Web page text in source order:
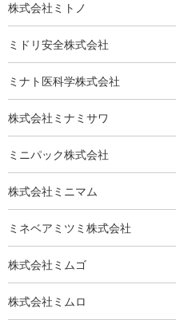
株式会社ミトノ
ミドリ安全株式会社
ミナト医科学株式会社
株式会社ミナミサワ
ミニパック株式会社
株式会社ミニマム
ミネベアミツミ株式会社
株式会社ミムゴ
株式会社ミムロ